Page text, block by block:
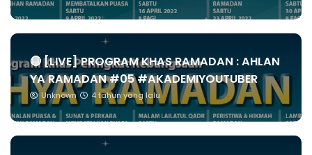
🔴 [LIVE] PROGRAM KHAS RAMADAN : AHLAN
YA RAMADAN #05 #AKADEMIYOUTUBER
Unknown 4 tahun yang lalu